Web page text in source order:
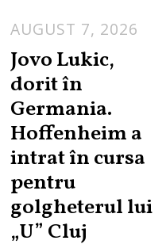
AUGUST 7, 2026
Jovo Lukic,
dorit în
Germania.
Hoffenheim a
intrat în cursa
pentru
golgheterul lui
„U” Cluj